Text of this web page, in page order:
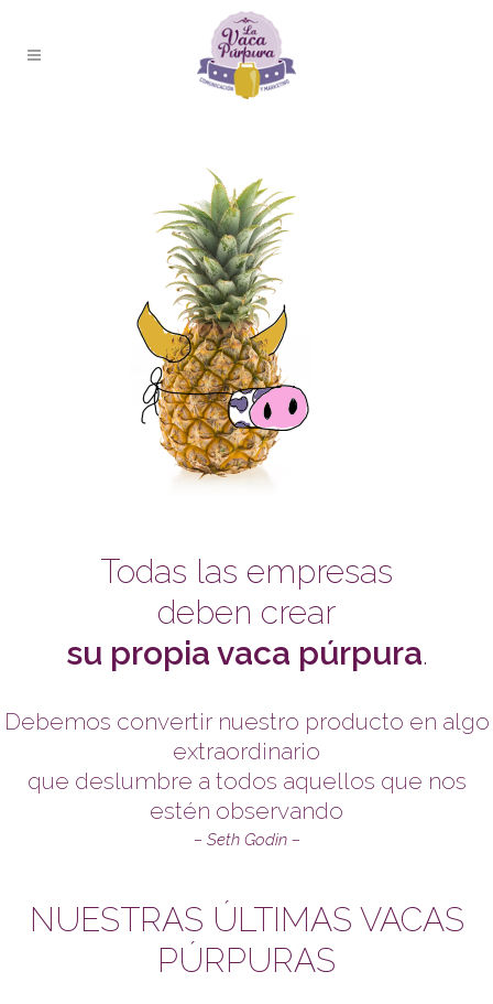
Todas las empresas
deben crear
su propia vaca púrpura.
Debemos convertir nuestro producto en algo
extraordinario
que deslumbre a todos aquellos que nos
estén observando
– Seth Godin –
NUESTRAS ÚLTIMAS VACAS
PÚRPURAS